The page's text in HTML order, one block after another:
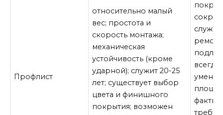
Профлист
относительно малый
вес; простота и
скорость монтажа;
механическая
устойчивость (кроме
ударной); служит 20-25
лет; существует выбор
цвета и финишного
покрытия; возможен
всегда